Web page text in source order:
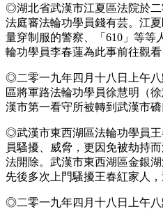
◎湖北省武漢市江夏區法院於
法庭審法輪功學員錢有芸。江
量穿制服的警察、「610」等等
輪功學員李春蓮為此事前往觀看
◎二零一九年四月十八日上午
區將軍路法輪功學員徐慧明（
漢市第一看守所被轉到武漢市礄
◎武漢市東西湖區法輪功學員
員騷擾、威脅，更因免被劫持
法開除。武漢市東西湖區金銀
先後多次上門騷擾王春紅家人
◎二零一九年四月十八日上午八